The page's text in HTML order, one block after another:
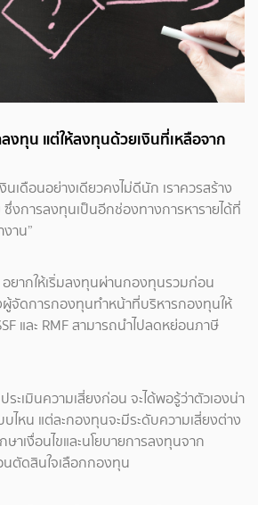
งทุน แต่ให้ลงทุนด้วยเงินที่เหลือจาก
เดือนอย่างเดียวคงไม่ดีนัก เราควรสร้าง
งการลงทุนเป็นอีกช่องทางการหารายได้ที่
งาน”
ยากให้เริ่มลงทุนผ่านกองทุนรวมก่อน
จัดการกองทุนทำหน้าที่บริหารกองทุนให้
และ RMF สามารถนำไปลดหย่อนภาษี
ะเมินความเสี่ยงก่อน จะได้พอรู้ว่าตัวเองน่า
ไหน แต่ละกองทุนจะมีระดับความเสี่ยงต่าง
เงื่อนไขและนโยบายการลงทุนจาก
นตัดสินใจเลือกกองทุน